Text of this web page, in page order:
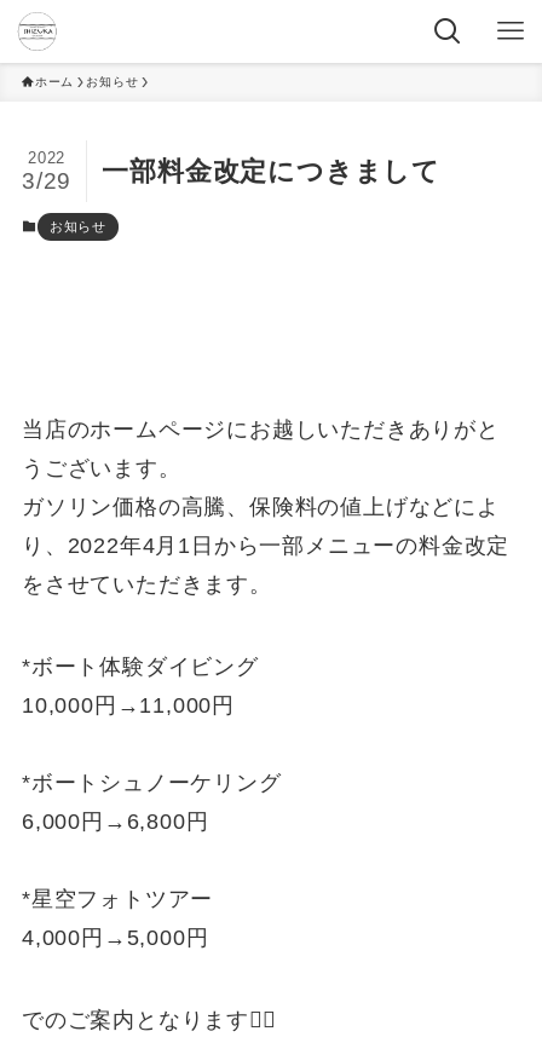
ホーム お知らせ
一部料金改定につきまして
2022
3/29
お知らせ
当店のホームページにお越しいただきありがと
うございます。
ガソリン価格の高騰、保険料の値上げなどによ
り、2022年4月1日から一部メニューの料金改定
をさせていただきます。
*ボート体験ダイビング
10,000円→11,000円
*ボートシュノーケリング
6,000円→6,800円
*星空フォトツアー
4,000円→5,000円
でのご案内となります🙇‍♂️